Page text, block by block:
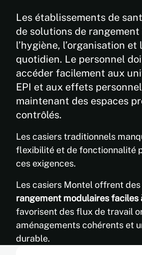
Les établissements de
de solutions de
l’hygiène, l’organisation et
quotidien. Le personnel
accéder facilement aux
EPI et aux effets
maintenant des espaces
contrôlés.
Les casiers traditionnels
flexibilité et de fonctionnalité
ces exigences.
Les casiers Montel offrent
rangement modulaires faciles
favorisent des flux de travail
aménagements cohérents et
durable.